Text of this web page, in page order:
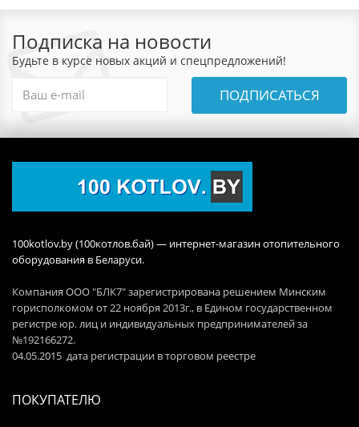
Подписка на новости
Будьте в курсе новых акций и спецпредложений!
ПОДПИСАТЬСЯ
100kotlov.by (100котлов.бай) — интернет-магазин отопительного
оборудования в Беларуси.
Компания ООО "БЛК7" зарегистрирована решением Минским
горисполкомом от 22 ноября 2013г., в Едином государственном
регистре юр. лиц и индивидуальных предпринимателей за
№192166272.
04.05.2015 дата регистрации в торговом реестре
ПОКУПАТЕЛЮ